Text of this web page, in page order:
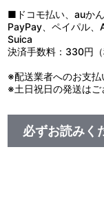
26：微かな光
27：一途な瞳
28：重なる心
29：去来する想い
31：ＤＲＥＡＭ Ｓ
32：トランペット試
34：奮起のトランペ
35：愉快なチューバ
36：増殖したチューバ
■ドコモ払い、auか
PayPay、ペイパル
Suica
決済手数料：330円（
※配送業者へのお支払
※土日祝日の発送はご
必ずお読みく